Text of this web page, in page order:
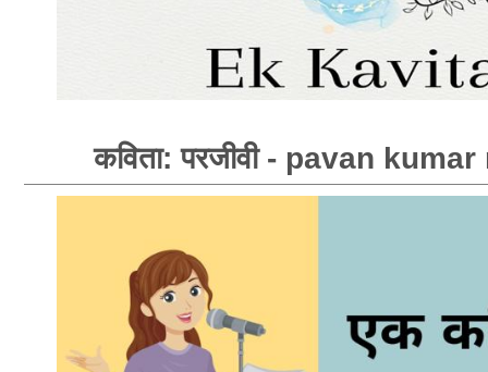
कविता: परजीवी - pavan